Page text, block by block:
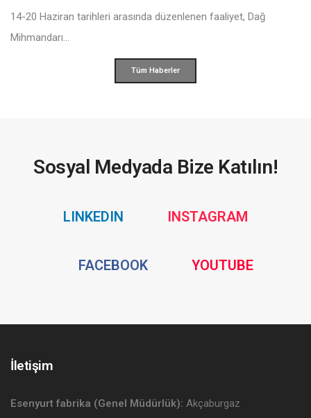
14-20 Haziran tarihleri arasında düzenlenen faaliyet, Dağ
Mihmandarı...
Tüm Haberler
Sosyal Medyada Bize Katılın!
LINKEDINSocial INSTAGRAMSocial
FACEBOOKSocial YOUTUBESocial
İletişim
Esenyurt fabrika (Genel Müdürlük): Akçaburgaz